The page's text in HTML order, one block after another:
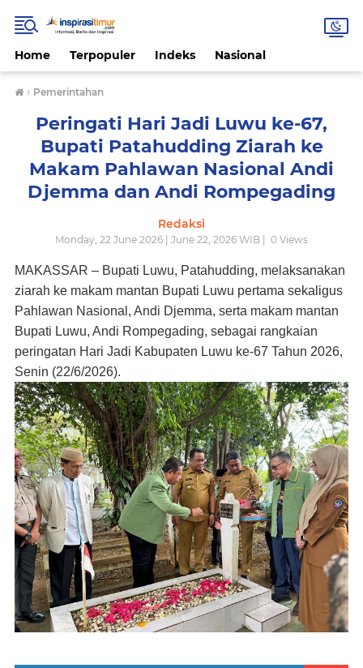
Home Terpopuler Indeks Nasional
› Pemerintahan
Peringati Hari Jadi Luwu ke-67,
Bupati Patahudding Ziarah ke
Makam Pahlawan Nasional Andi
Djemma dan Andi Rompegading
Redaksi
Monday, 22 June 2026 | June 22, 2026 WIB | 0 Views
MAKASSAR – Bupati Luwu, Patahudding, melaksanakan
ziarah ke makam mantan Bupati Luwu pertama sekaligus
Pahlawan Nasional, Andi Djemma, serta makam mantan
Bupati Luwu, Andi Rompegading, sebagai rangkaian
peringatan Hari Jadi Kabupaten Luwu ke-67 Tahun 2026,
Senin (22/6/2026).